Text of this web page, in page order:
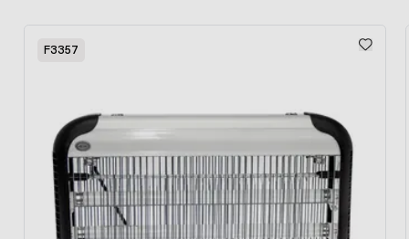
Zalety
Wysoka wydajność
Wysoka skuteczność
Natychmiastowy efekt
Bezpieczny dla ludzi i środowiska
Szeroki zakres działania
F3357